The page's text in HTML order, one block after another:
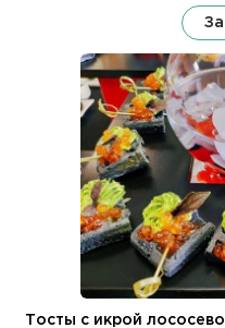
Тосты с икрой